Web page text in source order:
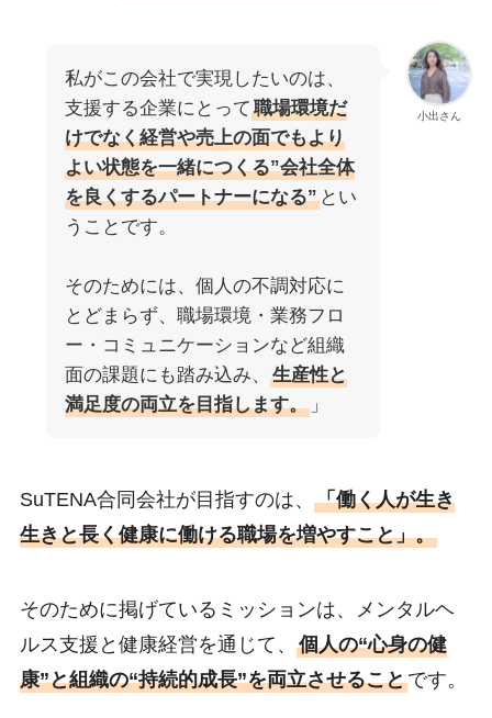
小出さん
私がこの会社で実現したいのは、
支援する企業にとって 職場環境だ
けでなく経営や売上の面でもより
よい状態を一緒につくる”会社全体
を良くするパートナーになる”とい
うことです。
そのためには、個人の不調対応に
とどまらず、職場環境・業務フロ
ー・コミュニケーションなど組織
面の課題にも踏み込み、
生産性と
満足度の両立を目指します。」
SuTENA合同会社が目指すのは、 「働く人が生き
生きと長く健康に働ける職場を増やすこと」。
そのために掲げているミッションは、メンタルヘ
ルス支援と健康経営を通じて、 個人の“心身の健
康”と組織の“持続的成長”を両立させることです。